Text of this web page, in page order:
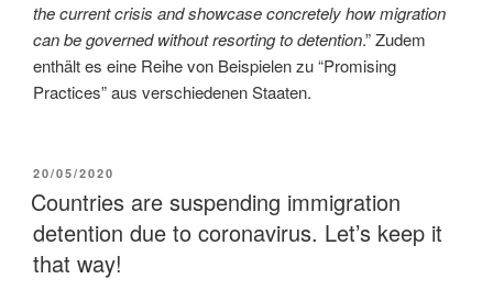
the current crisis and showcase concretely how migration
can be governed without resorting to detention.” Zudem
enthält es eine Reihe von Beispielen zu “Promising
Practices” aus verschiedenen Staaten.
20/05/2020
Countries are suspending immigration
detention due to coronavirus. Let’s keep it
that way!